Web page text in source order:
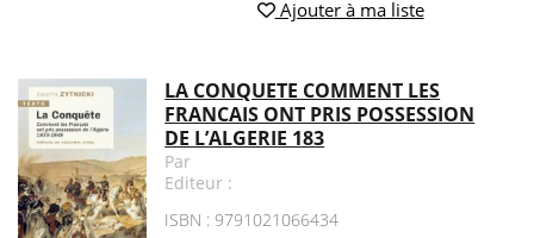
Ajouter à ma liste
LA CONQUETE COMMENT LES
FRANCAIS ONT PRIS POSSESSION
DE L’ALGERIE 183
Par
Editeur :
ISBN : 9791021066434